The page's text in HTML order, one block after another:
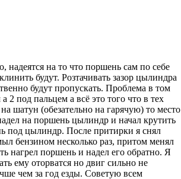
надеятся на то что поршень сам по себе
будут. Розтачивать зазор цылиндра
будут пропускать. Проблема в том
под пальцем а всё это того что в тех
шатун (обезательно на гарячую) то место
на поршень цылиндр и начал крутить
под цылиндр. После притирки я снял
бензином несколько раз, притом менял
нагрел поршень и надел его обратно. Я
ему оторватся но двиг сильно не
чем за год езды. Советую всем